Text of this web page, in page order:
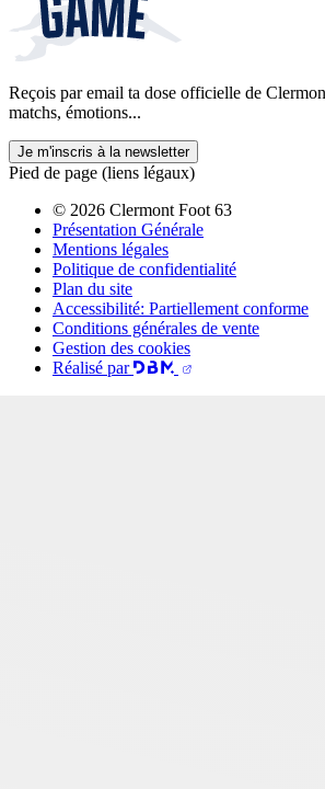
Reçois par email ta dose officielle de
matchs, émotions...
Je m'inscris à la newsletter
Pied de page (liens légaux)
© 2026 Clermont Foot 63
Présentation Générale
Mentions légales
Politique de confidentialité
Plan du site
Accessibilité: Partiellement conforme
Conditions générales de vente
Gestion des cookies
Réalisé par